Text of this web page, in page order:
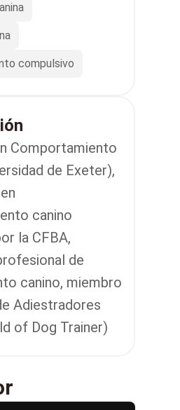
entre los perros y
finalmente se
misión vital como
Animal en la
Exeter y aplicó estos
resolver problemas
de los perros.
en ayudar
y a sus
sus
su formación
especialista en
seguros y
compulsivo
Comportamiento
de Exeter),
canino
la CFBA,
de
canino, miembro
Adiestradores
of Dog Trainer)